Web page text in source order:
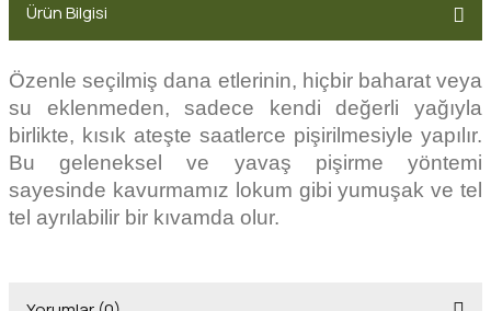
Ürün Bilgisi
Özenle seçilmiş dana etlerinin, hiçbir baharat veya
su eklenmeden, sadece kendi değerli yağıyla
birlikte, kısık ateşte saatlerce pişirilmesiyle yapılır.
Bu geleneksel ve yavaş pişirme yöntemi
sayesinde kavurmamız lokum gibi yumuşak ve tel
tel ayrılabilir bir kıvamda olur.